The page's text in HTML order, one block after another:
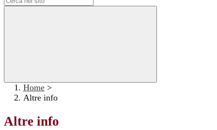
Home >
Altre info
Altre info